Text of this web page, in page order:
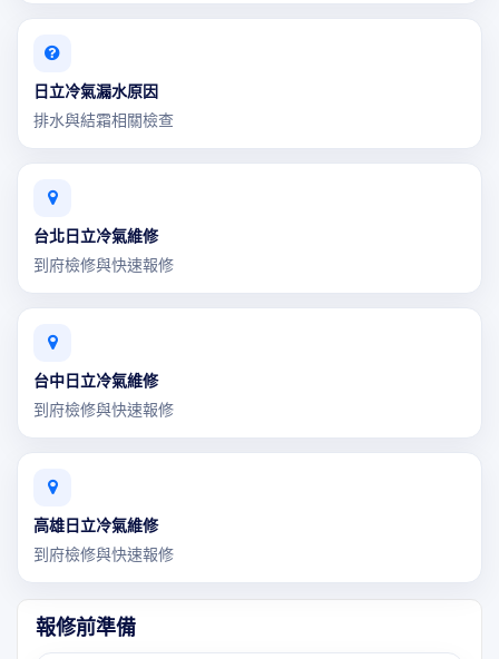
日立冷氣漏水原因
排水與結霜相關檢查
台北日立冷氣維修
到府檢修與快速報修
台中日立冷氣維修
到府檢修與快速報修
高雄日立冷氣維修
到府檢修與快速報修
報修前準備